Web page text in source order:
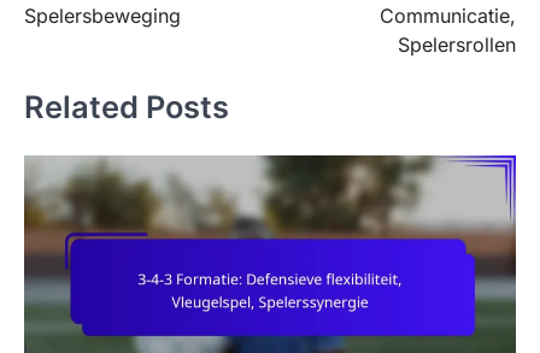
Spelersbeweging
Communicatie,
Spelersrollen
Related Posts